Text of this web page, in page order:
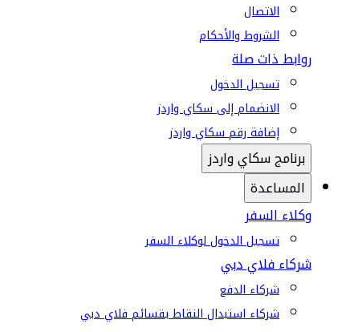
الاتصال
الشروط والأحكام
روابط ذات صلة
تسجيل الدخول
الانضمام إلى سكاي واردز
إضافة رقم سكاي واردز
برنامج سكاي واردز
المساعدة
وكلاء السفر
تسجيل الدخول لوكلاء السفر
شركاء فلاي دبي
شركاء الدفع
شركاء استبدال النقاط بقسائم فلاي دبي